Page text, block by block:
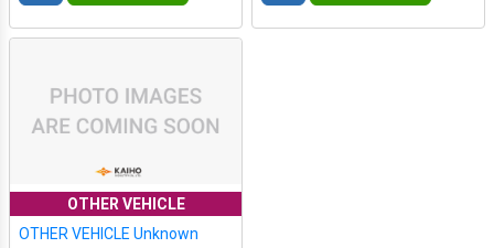
OTHER VEHICLE
OTHER VEHICLE Unknown